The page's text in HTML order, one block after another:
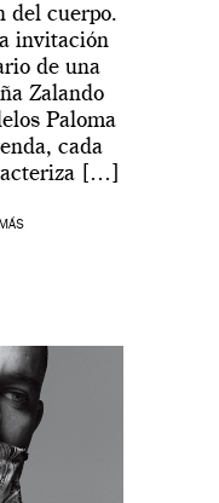
del cuerpo.
invitación
de una
Zalando
Paloma
cada
[…]